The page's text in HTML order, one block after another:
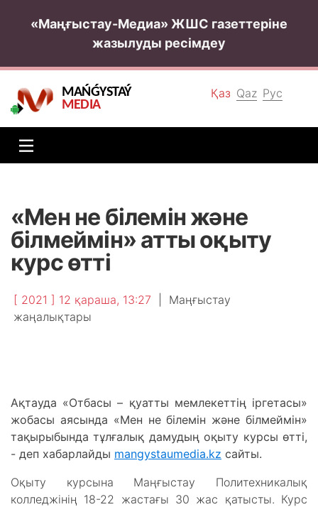
«Маңғыстау-Медиа» ЖШС газеттеріне
жазылуды ресімдеу
Қаз Qaz Рус
MAŃǴYSTAÝ
MEDIA
«Мен не білемін және
білмеймін» атты оқыту
курс өтті
[ 2021 ] 12 қараша, 13:27
Маңғыстау
жаңалықтары
Ақтауда «Отбасы – қуатты мемлекеттің іргетасы»
жобасы аясында «Мен не білемін және білмеймін»
тақырыбында тұлғалық дамудың оқыту курсы өтті,
- деп хабарлайды mangystaumedia.kz сайты.
Оқыту курсына Маңғыстау Политехникалық
колледжінің 18-22 жастағы 30 жас қатысты. Курс